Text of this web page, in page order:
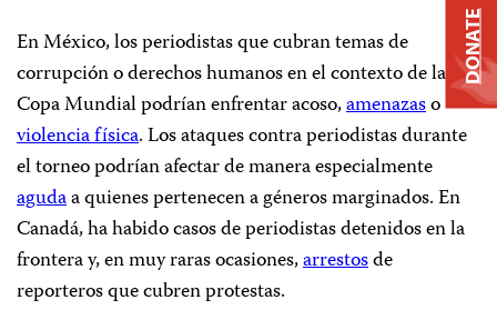
En México, los periodistas que cubran temas de
corrupción o derechos humanos en el contexto de la
Copa Mundial podrían enfrentar acoso,amenazaso
violencia física. Los ataques contra periodistas durante
el torneo podrían afectar de manera especialmente
agudaa quienes pertenecen a géneros marginados. En
Canadá, ha habido casos de periodistas detenidos en la
frontera y, en muy raras ocasiones,arrestosde
reporteros que cubren protestas.
DONATE